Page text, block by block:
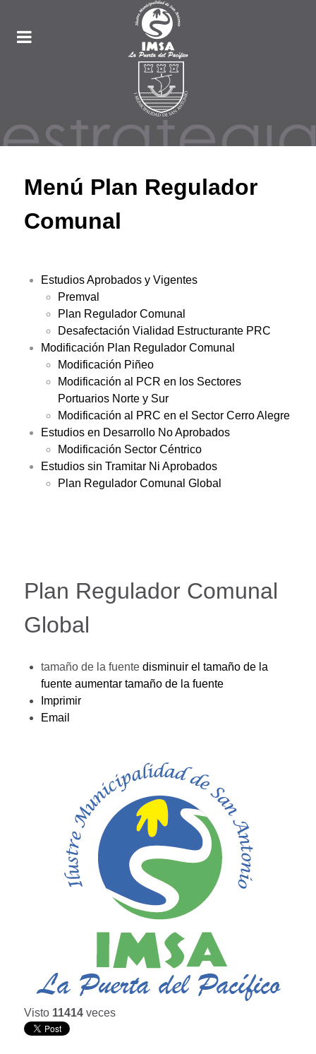
Menú Plan Regulador
Comunal
Estudios Aprobados y Vigentes
Premval
Plan Regulador Comunal
Desafectación Vialidad Estructurante PRC
Modificación Plan Regulador Comunal
Modificación Piñeo
Modificación al PCR en los Sectores
Portuarios Norte y Sur
Modificación al PRC en el Sector Cerro Alegre
Estudios en Desarrollo No Aprobados
Modificación Sector Céntrico
Estudios sin Tramitar Ni Aprobados
Plan Regulador Comunal Global
Plan Regulador Comunal
Global
tamaño de la fuente disminuir el tamaño de la
fuente aumentar tamaño de la fuente
Imprimir
Email
Visto 11414 veces